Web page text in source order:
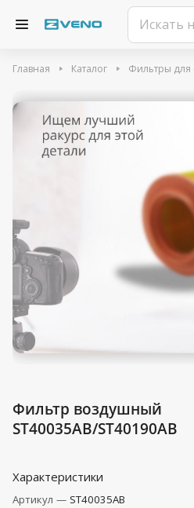
Главная Каталог Фильтры для
Фильтр воздушный
ST40035AB/ST40190AB
Характеристики
Артикул — ST40035AB